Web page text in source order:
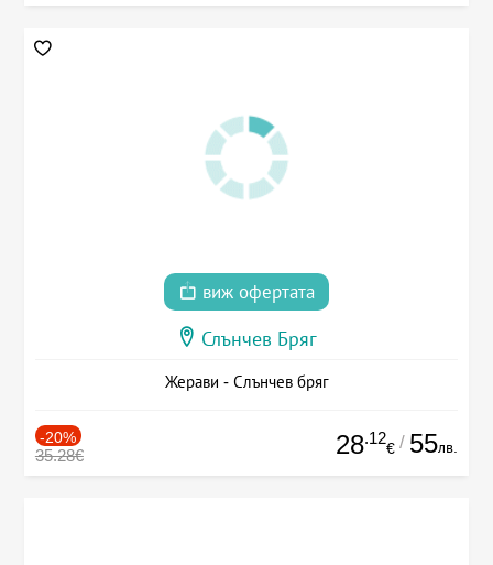
виж офертата
Слънчев Бряг
Жерави - Слънчев бряг
-20%
35.28€ 28.12
€ / 55лв.